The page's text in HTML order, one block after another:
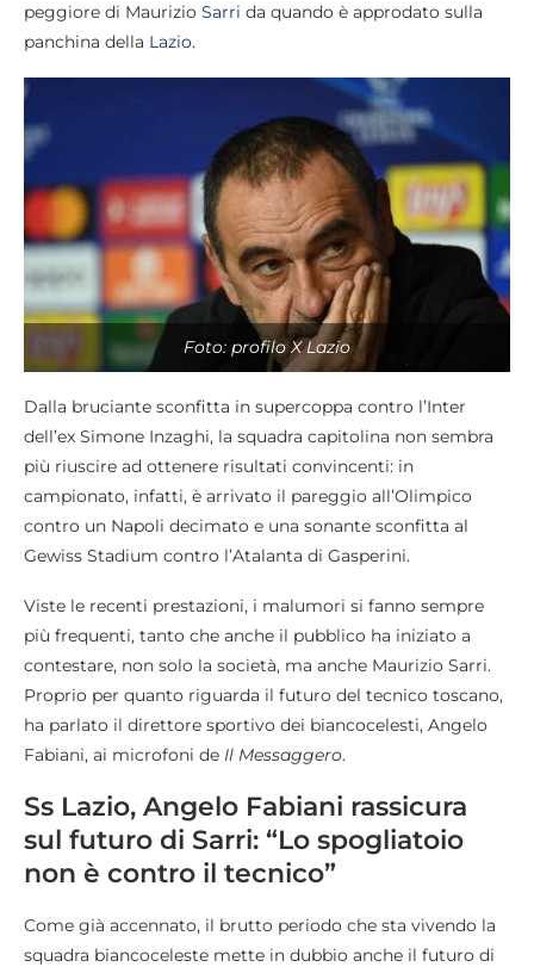
peggiore di Maurizio Sarri da quando è approdato sulla
panchina della Lazio.
Foto: profilo X Lazio
Dalla bruciante sconfitta in supercoppa contro l’Inter
dell’ex Simone Inzaghi, la squadra capitolina non sembra
più riuscire ad ottenere risultati convincenti: in
campionato, infatti, è arrivato il pareggio all’Olimpico
contro un Napoli decimato e una sonante sconfitta al
Gewiss Stadium contro l’Atalanta di Gasperini.
Viste le recenti prestazioni, i malumori si fanno sempre
più frequenti, tanto che anche il pubblico ha iniziato a
contestare, non solo la società, ma anche Maurizio Sarri.
Proprio per quanto riguarda il futuro del tecnico toscano,
ha parlato il direttore sportivo dei biancocelesti, Angelo
Fabiani, ai microfoni de Il Messaggero.
Ss Lazio, Angelo Fabiani rassicura
sul futuro di Sarri: “Lo spogliatoio
non è contro il tecnico”
Come già accennato, il brutto periodo che sta vivendo la
squadra biancoceleste mette in dubbio anche il futuro di